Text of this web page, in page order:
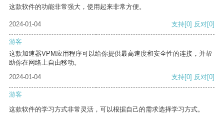
这款软件的功能非常强大，使用起来非常方便。
2024-01-04 支持[0] 反对[0]
游客
这款加速器VPM应用程序可以给你提供最高速度和安全性的连接，并帮
助你在网络上自由移动。
2024-01-04
支持[0] 反对[0]
游客
这款软件的学习方式非常灵活，可以根据自己的需求选择学习方式。